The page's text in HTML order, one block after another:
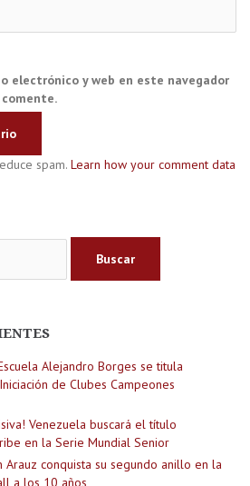
electrónico y web en este navegador
spam. Learn how your comment data
Alejandro Borges se titula
de Clubes Campeones
Venezuela buscará el título
en la Serie Mundial Senior
Arauz conquista su segundo anillo en la
a los 10 años